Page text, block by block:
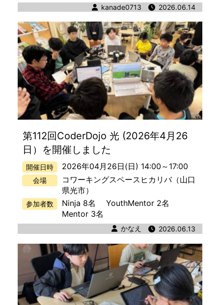
著者
kanade0713 公開日時
2026.06.14
第112回CoderDojo 光 (2026年4月26
日）を開催しました
開催日時 2026年04月26日(日) 14:00 ～ 17:00
会場 コワーキングスペースヒカリバ（山口
県光市）
参加者数 Ninja 8名
YouthMentor 2名
Mentor 3名
著者
かなえ 公開日時
2026.06.13